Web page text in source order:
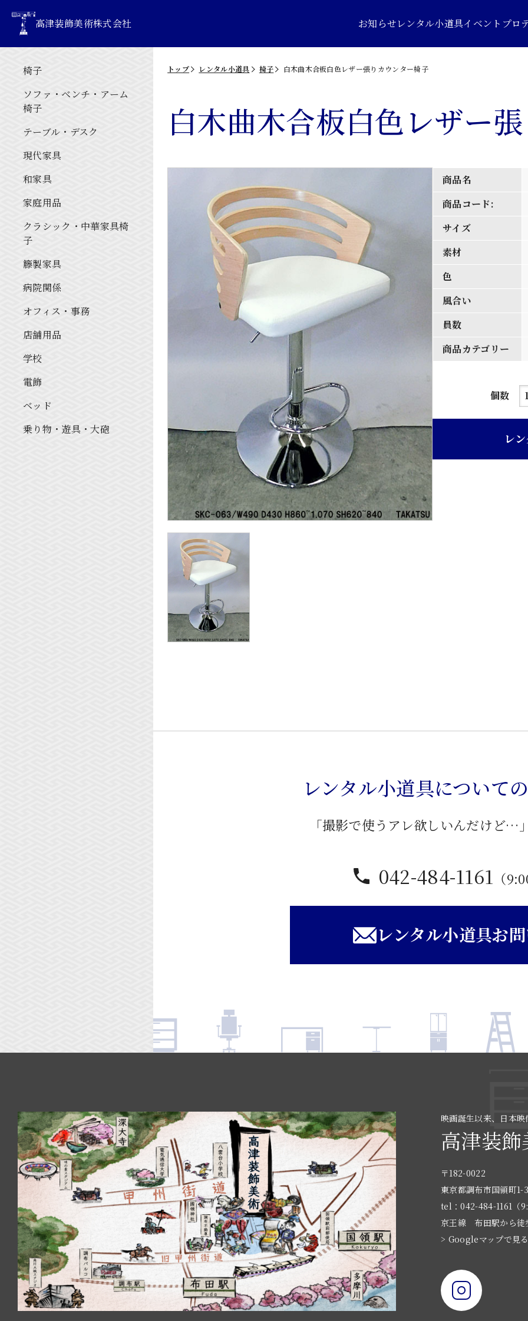
高津装飾美術株式会社 お知らせレンタル小道具イベントプロ
椅子
ソファ・ベンチ・アーム
椅子
テーブル・デスク
現代家具
和家具
家庭用品
クラシック・中華家具椅
子
籐製家具
病院関係
オフィス・事務
店舗用品
学校
電飾
ベッド
乗り物・遊具・大砲
トップ レンタル小道具 椅子 白木曲木合板白色レザー張りカウンター椅子
白木曲木合板白色レザー
商品名
商品コード:
サイズ
素材
色
風合い
員数
商品カテゴリー
個数
白
椅
レ
レンタル小道具について
「撮影で使うアレ欲しいんだけど…
042-484-1161 （
レンタル小道具お
映画誕生以来、日本
高津装
〒182-0022
東京都調布市国領町1-
tel：042-484-1161（
京王線 布田駅から徒
> Googleマップで見る